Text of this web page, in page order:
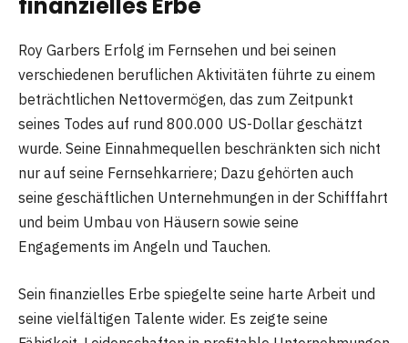
finanzielles Erbe
Roy Garbers Erfolg im Fernsehen und bei seinen
verschiedenen beruflichen Aktivitäten führte zu einem
beträchtlichen Nettovermögen, das zum Zeitpunkt
seines Todes auf rund 800.000 US-Dollar geschätzt
wurde. Seine Einnahmequellen beschränkten sich nicht
nur auf seine Fernsehkarriere; Dazu gehörten auch
seine geschäftlichen Unternehmungen in der Schifffahrt
und beim Umbau von Häusern sowie seine
Engagements im Angeln und Tauchen.
Sein finanzielles Erbe spiegelte seine harte Arbeit und
seine vielfältigen Talente wider. Es zeigte seine